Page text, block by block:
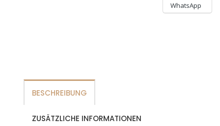
WhatsApp
BESCHREIBUNG
ZUSÄTZLICHE INFORMATIONEN